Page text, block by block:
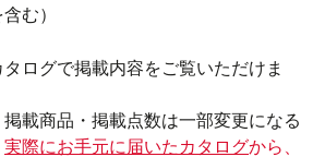
む）
ログで掲載内容をご覧いただけま
載商品・掲載点数は一部変更になる
実際にお手元に届いたカタログから、